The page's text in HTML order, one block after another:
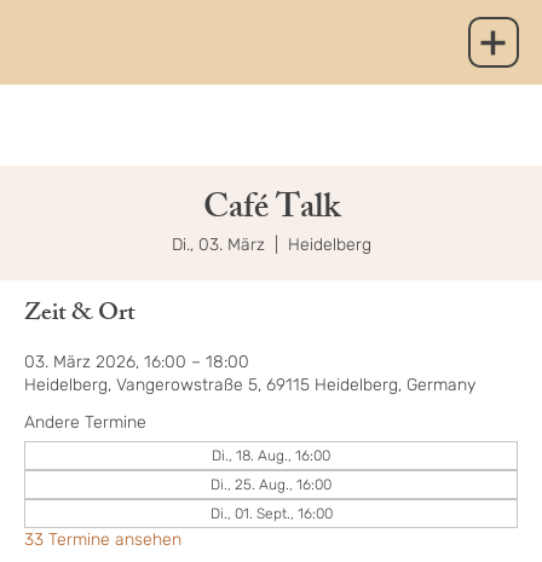
Café Talk
Di., 03. März
  |
Heidelberg
Zeit & Ort
03. März 2026, 16:00 – 18:00
Heidelberg, Vangerowstraße 5, 69115 Heidelberg, Germany
Andere Termine
Di., 18. Aug., 16:00
Di., 25. Aug., 16:00
Di., 01. Sept., 16:00
33 Termine ansehen